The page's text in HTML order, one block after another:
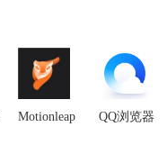
Motionleap QQ浏览器